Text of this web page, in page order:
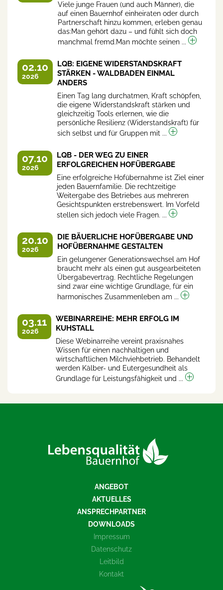
Viele junge Frauen (und auch Männer), die
auf einen Bauernhof einheiraten oder durch
Partnerschaft hinzu kommen, erleben genau
das:Man gehört dazu – und fühlt sich doch
manchmal fremd.Man möchte seinen ...
02.10
2026
LQB: EIGENE WIDERSTANDSKRAFT
STÄRKEN - WALDBADEN EINMAL
ANDERS
Einen Tag lang durchatmen, Kraft schöpfen,
die eigene Widerstandskraft stärken und
gleichzeitig Tools erlernen, wie die
persönliche Resilienz (Widerstandskraft) für
sich selbst und für Gruppen mit ...
07.10
2026
LQB - DER WEG ZU EINER
ERFOLGREICHEN HOFÜBERGABE
Eine erfolgreiche Hofübernahme ist Ziel einer
jeden Bauernfamilie. Die rechtzeitige
Weitergabe des Betriebes aus mehreren
Gesichtspunkten erstrebenswert. Im Vorfeld
stellen sich jedoch viele Fragen. ...
20.10
2026
DIE BÄUERLICHE HOFÜBERGABE UND
HOFÜBERNAHME GESTALTEN
Ein gelungener Generationswechsel am Hof
braucht mehr als einen gut ausgearbeiteten
Übergabevertrag. Rechtliche Regelungen
sind zwar eine wichtige Grundlage, für ein
harmonisches Zusammenleben am ...
03.11
2026
WEBINARREIHE: MEHR ERFOLG IM
KUHSTALL
Diese Webinarreihe vereint praxisnahes
Wissen für einen nachhaltigen und
wirtschaftlichen Milchviehbetrieb. Behandelt
werden Kälber- und Eutergesundheit als
Grundlage für Leistungsfähigkeit und ...
ANGEBOT
AKTUELLES
ANSPRECHPARTNER
DOWNLOADS
Impressum
Datenschutz
Leitbild
Kontakt